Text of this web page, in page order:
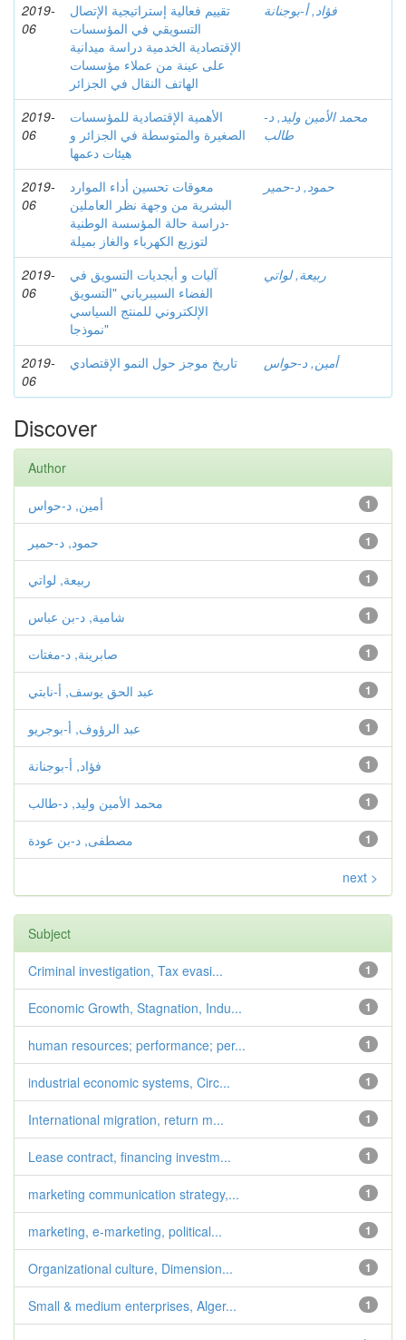
2019-
06
تقييم فعالية إستراتيجية الإتصال
التسويقي في المؤسسات
الإقتصادية الخدمية دراسة ميدانية
على عينة من عملاء مؤسسات
الهاتف النقال في الجزائر
فؤاد, أ-بوجنانة
2019-
06
الأهمية الإقتصادية للمؤسسات
الصغيرة والمتوسطة في الجزائر و
هيئات دعمها
محمد الأمين وليد, د-
طالب
2019-
06
معوقات تحسين أداء الموارد
البشرية من وجهة نظر العاملين
-دراسة حالة المؤسسة الوطنية
لتوزيع الكهرباء والغاز بميلة
حمود, د-حمير
2019-
06
آليات و أبجديات التسويق في
الفضاء السيبرياني "التسويق
الإلكتروني للمنتج السياسي
نموذجا"
ربيعة, لواتي
2019-
06
تاريخ موجز حول النمو الإقتصادي أمين, د-حواس
Discover
Author
1 أمين, د-حواس
1 حمود, د-حمير
1 ربيعة, لواتي
1 شامية, د-بن عباس
1 صابرينة, د-مغتات
1 عبد الحق يوسف, أ-نابتي
1 عبد الرؤوف, أ-بوجريو
1 فؤاد, أ-بوجنانة
1 محمد الأمين وليد, د-طالب
1 مصطفى, د-بن عودة
next >
Subject
1
Criminal investigation, Tax evasi...
1
Economic Growth, Stagnation, Indu...
1
human resources; performance; per...
1
industrial economic systems, Circ...
1
International migration, return m...
1
Lease contract, financing investm...
1
marketing communication strategy,...
1
marketing, e-marketing, political...
1
Organizational culture, Dimension...
1
Small & medium enterprises, Alger...